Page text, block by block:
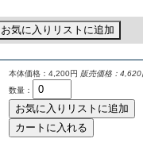
気に入りリストに追加
本体価格：4,200円 販売価格：4,620
数量：
お気に入りリストに追加
カートに入れる